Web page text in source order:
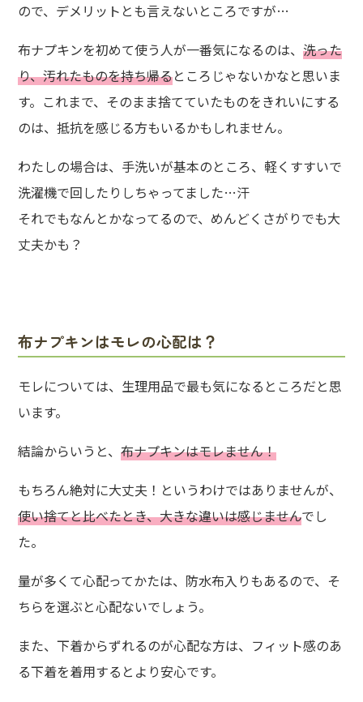
ので、デメリットとも言えないところですが…
布ナプキンを初めて使う人が一番気になるのは、洗った
り、汚れたものを持ち帰るところじゃないかなと思いま
す。これまで、そのまま捨てていたものをきれいにする
のは、抵抗を感じる方もいるかもしれません。
わたしの場合は、手洗いが基本のところ、軽くすすいで
洗濯機で回したりしちゃってました…汗
それでもなんとかなってるので、めんどくさがりでも大
丈夫かも？
布ナプキンはモレの心配は？
モレについては、生理用品で最も気になるところだと思
います。
結論からいうと、布ナプキンはモレません！
もちろん絶対に大丈夫！というわけではありませんが、
使い捨てと比べたとき、大きな違いは感じませんでし
た。
量が多くて心配ってかたは、防水布入りもあるので、そ
ちらを選ぶと心配ないでしょう。
また、下着からずれるのが心配な方は、フィット感のあ
る下着を着用するとより安心です。